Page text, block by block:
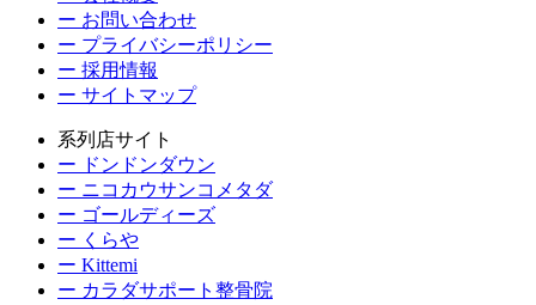
ー お問い合わせ
ー プライバシーポリシー
ー 採用情報
ー サイトマップ
系列店サイト
ー ドンドンダウン
ー ニコカウサンコメタダ
ー ゴールディーズ
ー くらや
ー Kittemi
ー カラダサポート整骨院